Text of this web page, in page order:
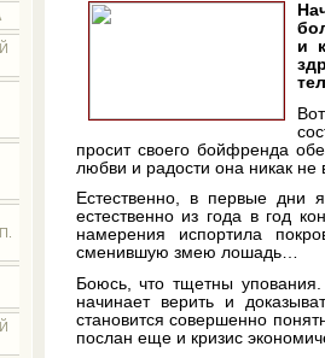
и
просит своего бойфренда
любви и радости она никак не
Естественно, в первые дни
естественно из года в год
намерения испортила
сменившую змею лошадь…
Боюсь, что тщетны
начинает верить и
становится совершенно
послан еще и кризис